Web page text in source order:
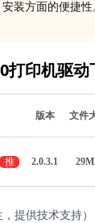
装方面的便捷性
打印机驱
版本 文件
推
荐
2.0.3.1
提供技术支持）